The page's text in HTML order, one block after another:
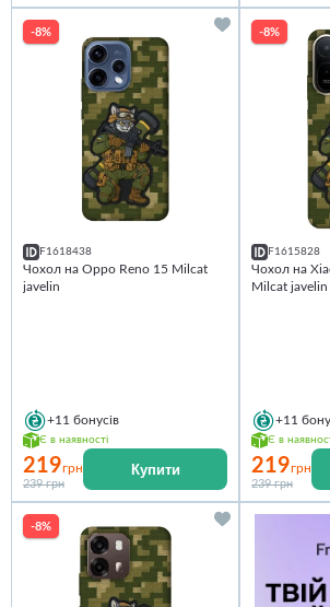
-8%
F1618438
Чохол на Oppo Reno 15 Milcat
javelin
+11 бонусів
Є в наявності
219грн
239 грн
Купити
-8%
F1615828
Чохол на
Milcat javelin
+11
Є в
219грн
239 грн
-8%